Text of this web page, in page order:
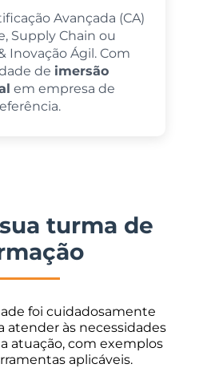
Avançada (CA)
Supply Chain ou
Inovação Ágil. Com
de imersão
em empresa de
turma de
foi cuidadosamente
atender às necessidades
atuação, com exemplos
aplicáveis.